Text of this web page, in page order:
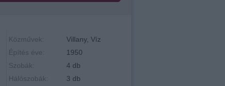
Közművek:
Villany, Víz
Építés éve:
1950
Szobák:
4 db
Hálószobák:
3 db